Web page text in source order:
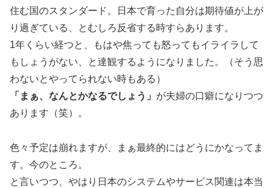
住む国のスタンダード。日本で育った自分は期待値が上が
り過ぎている、とむしろ反省する時すらあります。
1年くらい経つと、もはや焦っても怒ってもイライラして
もしょうがない、と達観するようになりました。（そう思
わないとやってられない時もある）
「まぁ、なんとかなるでしょう」 が夫婦の口癖になりつつ
あります（笑）。
色々予定は崩れますが、まぁ最終的にはどうにかなってま
す。今のところ。
と言いつつ、やはり日本のシステムやサービス関連は本当